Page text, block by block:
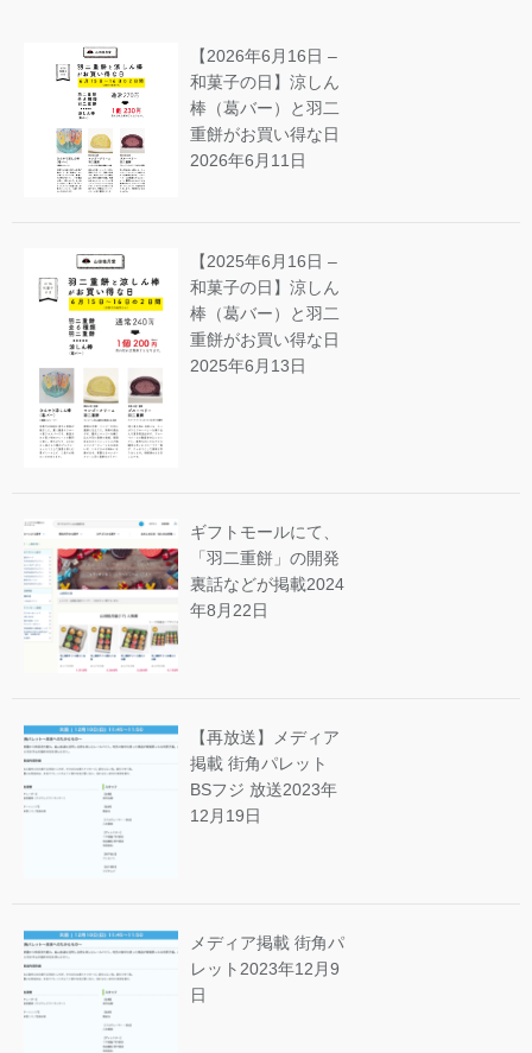
【2026年6月16日 –
和菓子の日】涼しん
棒（葛バー）と羽二
重餅がお買い得な日
2026年6月11日
【2025年6月16日 –
和菓子の日】涼しん
棒（葛バー）と羽二
重餅がお買い得な日
2025年6月13日
ギフトモールにて、
「羽二重餅」の開発
裏話などが掲載2024
年8月22日
【再放送】メディア
掲載 街角パレット
BSフジ 放送2023年
12月19日
メディア掲載 街角パ
レット 2023年12月9
日